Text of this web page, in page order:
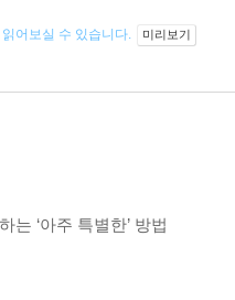
어보실 수 있습니다. 미리보기
는 ‘아주 특별한’ 방법